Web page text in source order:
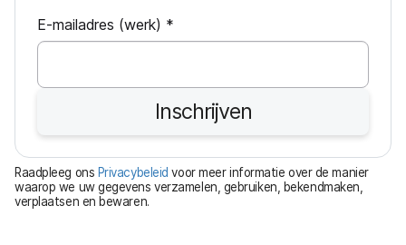
E-mailadres (werk) *V
e
e
i
s
t
Inschrijven
Raadpleeg ons Privacybeleid voor meer informatie over de manier
waarop we uw gegevens verzamelen, gebruiken, bekendmaken,
verplaatsen en bewaren.